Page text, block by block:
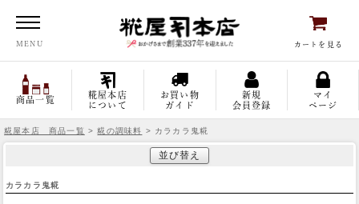
MENU カートを見る
商品一覧
糀屋本店
について
お買い物
ガイド
新規
会員登録
マイ
ページ
糀屋本店 商品一覧 >糀の調味料 > カラカラ鬼糀
並び替え
カラカラ鬼糀